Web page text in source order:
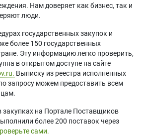
Нам доверяет как бизнес, так и
люди.
государственных закупок и
более 150 государственных
Эту информацию легко проверить,
в открытом доступе на сайте
Выписку из реестра исполненных
запросу можем предоставить всем
на Портале Поставщиков
более 200 поставок через
сами.